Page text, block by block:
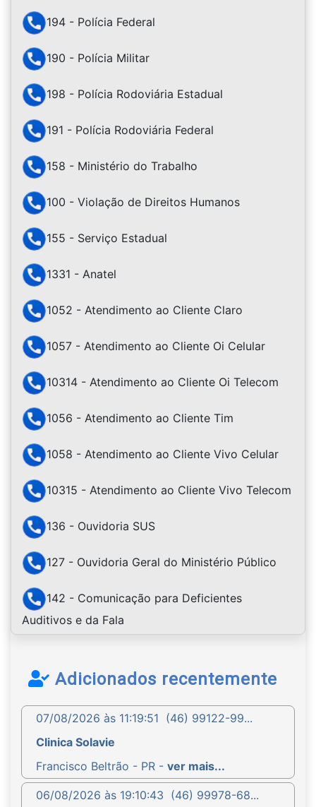
194 - Polícia Federal
190 - Polícia Militar
198 - Polícia Rodoviária Estadual
191 - Polícia Rodoviária Federal
158 - Ministério do Trabalho
100 - Violação de Direitos Humanos
155 - Serviço Estadual
1331 - Anatel
1052 - Atendimento ao Cliente Claro
1057 - Atendimento ao Cliente Oi Celular
10314 - Atendimento ao Cliente Oi Telecom
1056 - Atendimento ao Cliente Tim
1058 - Atendimento ao Cliente Vivo Celular
10315 - Atendimento ao Cliente Vivo Telecom
136 - Ouvidoria SUS
127 - Ouvidoria Geral do Ministério Público
142 - Comunicação para Deficientes
Auditivos e da Fala
Adicionados recentemente
07/08/2026 às 11:19:51 (46) 99122-99...
Clinica Solavie
Francisco Beltrão - PR - ver mais...
06/08/2026 às 19:10:43 (46) 99978-68...